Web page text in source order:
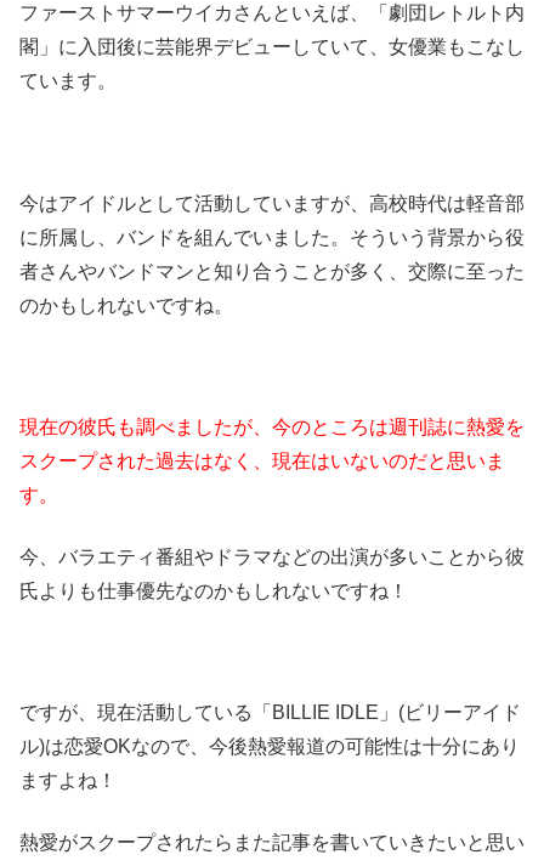
ファーストサマーウイカさんといえば、「劇団レトルト内
閣」に入団後に芸能界デビューしていて、女優業もこなし
ています。
今はアイドルとして活動していますが、高校時代は軽音部
に所属し、バンドを組んでいました。そういう背景から役
者さんやバンドマンと知り合うことが多く、交際に至った
のかもしれないですね。
現在の彼氏も調べましたが、今のところは週刊誌に熱愛を
スクープされた過去はなく、現在はいないのだと思いま
す。
今、バラエティ番組やドラマなどの出演が多いことから彼
氏よりも仕事優先なのかもしれないですね！
ですが、現在活動している「BILLIE IDLE」(ビリーアイド
ル)は恋愛OKなので、今後熱愛報道の可能性は十分にあり
ますよね！
熱愛がスクープされたらまた記事を書いていきたいと思い